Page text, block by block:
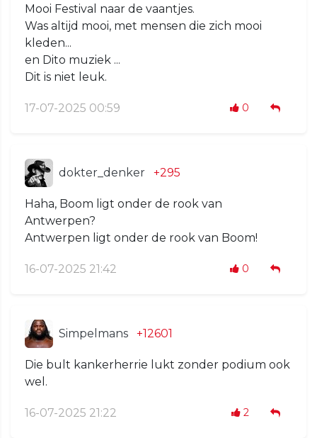
Mooi Festival naar de vaantjes.
Was altijd mooi, met mensen die zich mooi
kleden...
en Dito muziek ...
Dit is niet leuk.
17-07-2025 00:59 0
dokter_denker +295
Haha, Boom ligt onder de rook van
Antwerpen?
Antwerpen ligt onder de rook van Boom!
16-07-2025 21:42 0
Simpelmans +12601
Die bult kankerherrie lukt zonder podium ook
wel.
16-07-2025 21:22 2